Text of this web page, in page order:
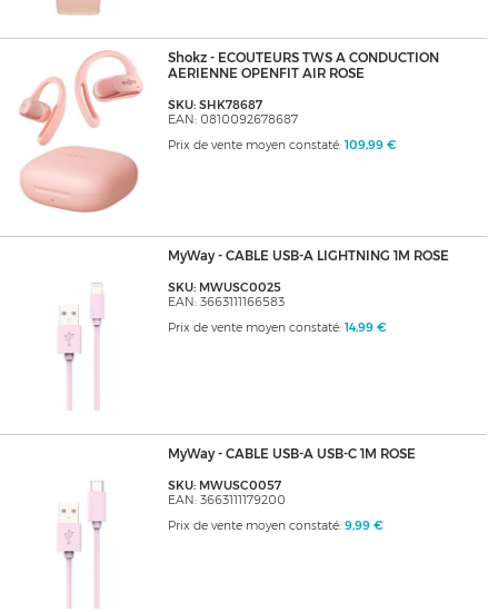
Shokz - ECOUTEURS TWS A CONDUCTION
AERIENNE OPENFIT AIR ROSE
SKU: SHK78687
EAN: 0810092678687
Prix de vente moyen constaté: 109,99 €
MyWay - CABLE USB-A LIGHTNING 1M ROSE
SKU: MWUSC0025
EAN: 3663111166583
Prix de vente moyen constaté: 14,99 €
MyWay - CABLE USB-A USB-C 1M ROSE
SKU: MWUSC0057
EAN: 3663111179200
Prix de vente moyen constaté: 9,99 €